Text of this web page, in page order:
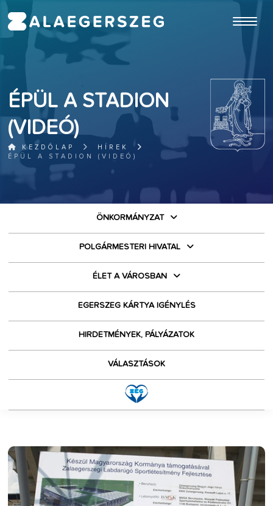
ugrás a fő tartalomhoz
ÉPÜL A STADION
(VIDEÓ)
KEZDŐLAP
HÍREK
ÉPÜL A STADION (VIDEÓ)
ÖNKORMÁNYZAT
POLGÁRMESTERI HIVATAL
ÉLET A VÁROSBAN
EGERSZEG KÁRTYA IGÉNYLÉS
HIRDETMÉNYEK, PÁLYÁZATOK
VÁLASZTÁSOK